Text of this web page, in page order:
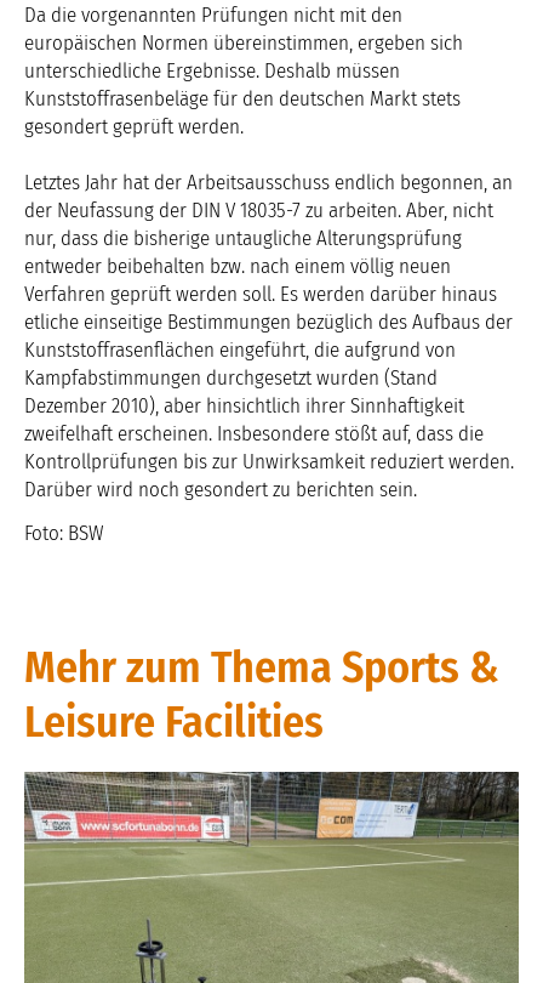
Da die vorgenannten Prüfungen nicht mit den
europäischen Normen übereinstimmen, ergeben sich
unterschiedliche Ergebnisse. Deshalb müssen
Kunststoffrasenbeläge für den deutschen Markt stets
gesondert geprüft werden.
Letztes Jahr hat der Arbeitsausschuss endlich begonnen, an
der Neufassung der DIN V 18035-7 zu arbeiten. Aber, nicht
nur, dass die bisherige untaugliche Alterungsprüfung
entweder beibehalten bzw. nach einem völlig neuen
Verfahren geprüft werden soll. Es werden darüber hinaus
etliche einseitige Bestimmungen bezüglich des Aufbaus der
Kunststoffrasenflächen eingeführt, die aufgrund von
Kampfabstimmungen durchgesetzt wurden (Stand
Dezember 2010), aber hinsichtlich ihrer Sinnhaftigkeit
zweifelhaft erscheinen. Insbesondere stößt auf, dass die
Kontrollprüfungen bis zur Unwirksamkeit reduziert werden.
Darüber wird noch gesondert zu berichten sein.
Foto: BSW
Mehr zum Thema Sports &
Leisure Facilities